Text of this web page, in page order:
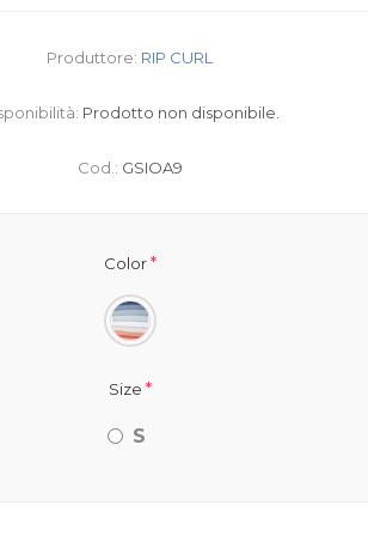
Produttore: RIP CURL
Prodotto non disponibile.
Cod.: GSIOA9
Color*
Size *
S